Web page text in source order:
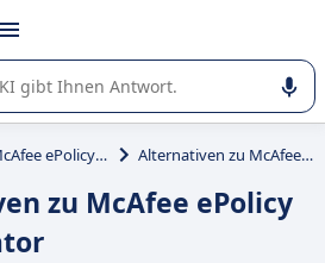
mit
bei der Nutzung oder Auswahl
McAfee ePolicy Orchestrator Alternativen zu McAfee ePolicy Orchestrator
zu McAfee ePolicy